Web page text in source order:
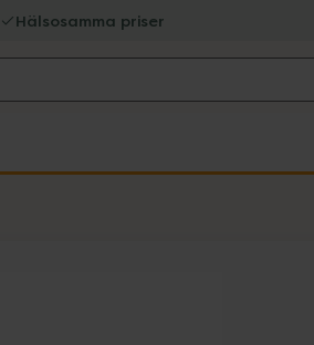
Hälsosamma priser